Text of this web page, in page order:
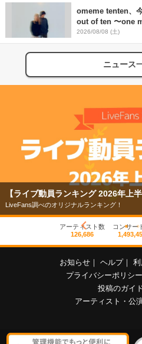
omeme tenten、
out of ten 〜one
2026/08/08 (土)
ニュース
【フェス特集2026】
今年もフェスの季節がやってきた！
アーティスト数
126,686
コンサー
お知らせ ヘルプ 利
プライバシーポリシー
投稿のガイ
アーティスト・公